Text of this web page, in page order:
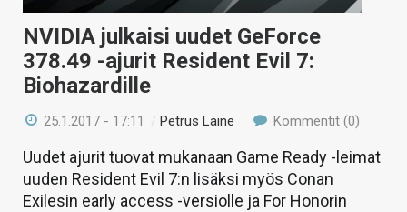
NVIDIA julkaisi uudet GeForce
378.49 -ajurit Resident Evil 7:
Biohazardille
25.1.2017 - 17:11 /Petrus Laine Kommentit (0)
Uudet ajurit tuovat mukanaan Game Ready -leimat
uuden Resident Evil 7:n lisäksi myös Conan
Exilesin early access -versiolle ja For Honorin